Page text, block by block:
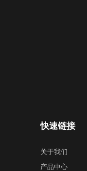
快速链接
关于我们
产品中心